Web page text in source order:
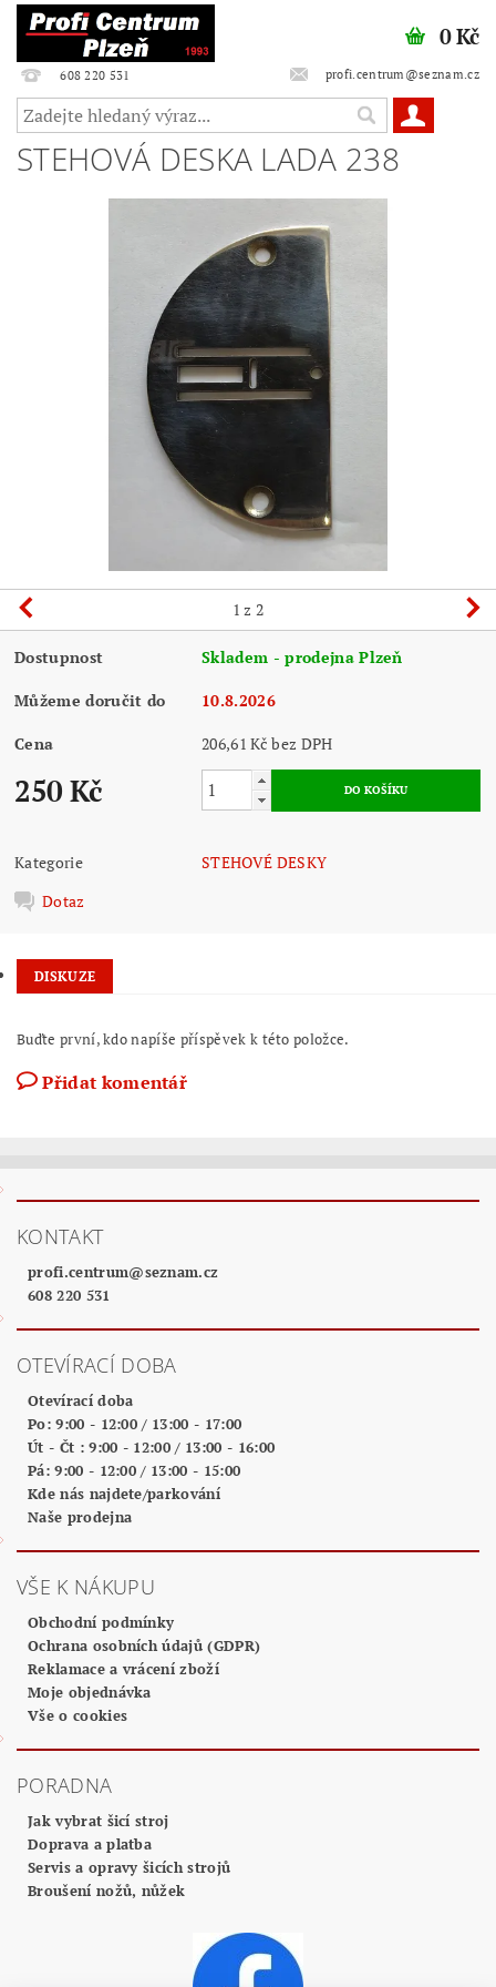
608 220 531 profi.centrum@seznam.cz
0 Kč
STEHOVÁ DESKA LADA 238
1 z 2
Dostupnost Skladem - prodejna Plzeň
Můžeme doručit do 10.8.2026
Cena 206,61 Kč bez DPH
250 Kč
Kategorie
STEHOVÉ DESKY
Dotaz
DISKUZE
Buďte první, kdo napíše příspěvek k této položce.
Přidat komentář
KONTAKT
profi.centrum@seznam.cz
608 220 531
OTEVÍRACÍ DOBA
Otevírací doba
Po: 9:00 - 12:00 / 13:00 - 17:00
Út - Čt : 9:00 - 12:00 / 13:00 - 16:00
Pá: 9:00 - 12:00 / 13:00 - 15:00
Kde nás najdete/parkování
Naše prodejna
VŠE K NÁKUPU
Obchodní podmínky
Ochrana osobních údajů (GDPR)
Reklamace a vrácení zboží
Moje objednávka
Vše o cookies
PORADNA
Jak vybrat šicí stroj
Doprava a platba
Servis a opravy šicích strojů
Broušení nožů, nůžek